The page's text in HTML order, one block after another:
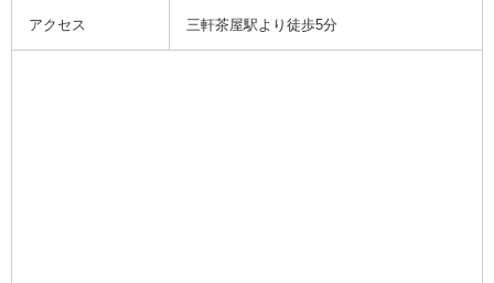
アクセス 三軒茶屋駅より徒歩5分